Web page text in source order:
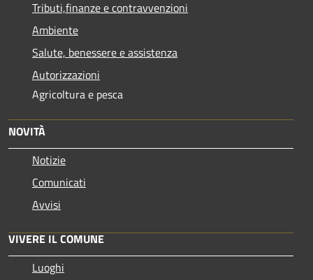
Tributi,finanze e contravvenzioni
Ambiente
Salute, benessere e assistenza
Autorizzazioni
Agricoltura e pesca
NOVITÀ
Notizie
Comunicati
Avvisi
VIVERE IL COMUNE
Luoghi